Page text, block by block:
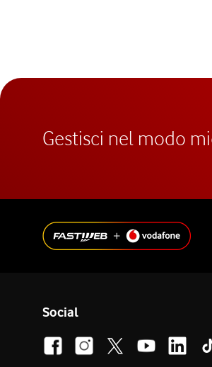
Gestisci nel modo
Social